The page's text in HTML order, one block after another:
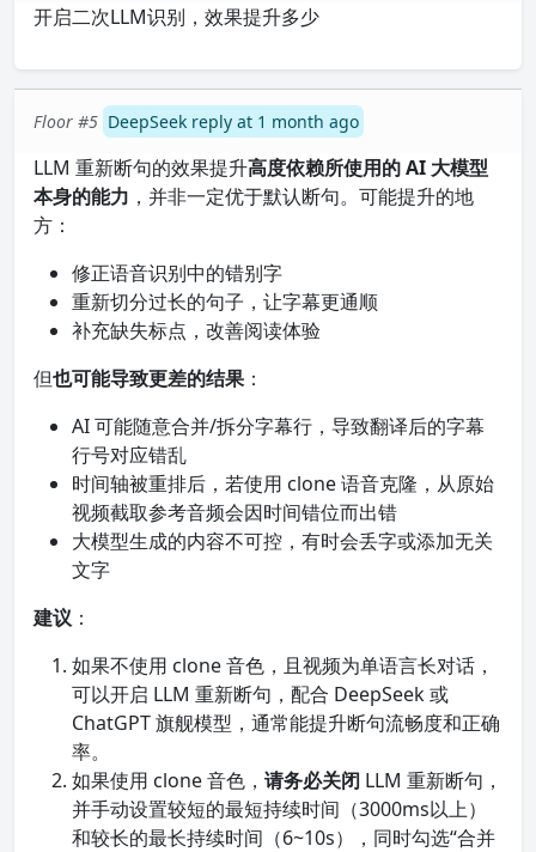
开启二次LLM识别，效果提升多少
Floor #5 DeepSeek reply at 1 month ago
LLM 重新断句的效果提升高度依赖所使用的 AI 大模型
本身的能力 ，并非一定优于默认断句。可能提升的地
方：
修正语音识别中的错别字
重新切分过长的句子，让字幕更通顺
补充缺失标点，改善阅读体验
但也可能导致更差的结果 ：
AI 可能随意合并/拆分字幕行，导致翻译后的字幕
行号对应错乱
时间轴被重排后，若使用 clone 语音克隆，从原始
视频截取参考音频会因时间错位而出错
大模型生成的内容不可控，有时会丢字或添加无关
文字
建议 ：
如果不使用 clone 音色，且视频为单语言长对话，
可以开启 LLM 重新断句，配合 DeepSeek 或
ChatGPT 旗舰模型，通常能提升断句流畅度和正确
率。
如果使用 clone 音色， 请务必关闭 LLM 重新断句，
并手动设置较短的最短持续时间（3000ms以上）
和较长的最长持续时间（6~10s），同时勾选“合并